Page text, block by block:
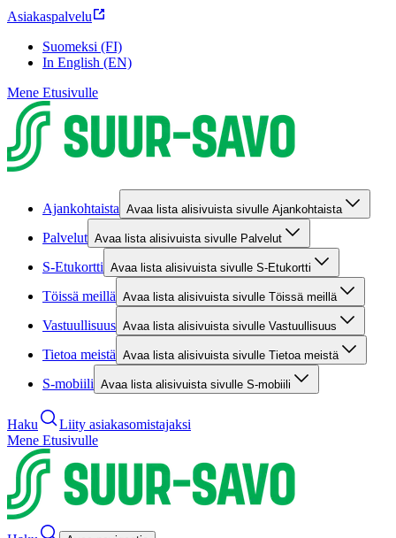
Asiakaspalvelu
Suomeksi (FI)
In English (EN)
Mene Etusivulle
Ajankohtaista Avaa lista alisivuista sivulle Ajankohtaista
Palvelut Avaa lista alisivuista sivulle Palvelut
S-Etukortti Avaa lista alisivuista sivulle S-Etukortti
Töissä meillä Avaa lista alisivuista sivulle Töissä meillä
Vastuullisuus Avaa lista alisivuista sivulle Vastuullisuus
Tietoa meistä Avaa lista alisivuista sivulle Tietoa meistä
S-mobiili Avaa lista alisivuista sivulle S-mobiili
Haku
Liity asiakasomistajaksi
Mene Etusivulle